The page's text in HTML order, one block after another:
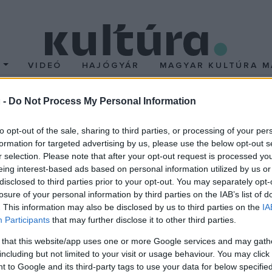
- Do Not Process My Personal Information
opt-out of the sale, sharing to third parties, or processing of your
for targeted advertising by us, please use the below opt-out
selection. Please note that after your opt-out request is processed
interest-based ads based on personal information utilized by us
to third parties prior to your opt-out. You may separately
of your personal information by third parties on the IAB’s list of
This information may also be disclosed by us to third parties on the
Participants that may further disclose it to other third parties.
that this website/app uses one or more Google services and may
but not limited to your visit or usage behaviour. You may
to Google and its third-party tags to use your data for below
VIDEÓ HAJÓGYÁR MAGYAR KULTÚRA
a
fel Zuglóban a Corvin Filmgyár. A később világhírűvé váló
a filmgyár már állami felügyelet mellett működött, a Filmipari
műhelyévé vált. Itt készült a magyar hangosfilmek
hazai filmek háromnegyed része a széles tömegek által
felemelkedést, a nemzeti egység fontosságát sugallta. A
kék bálvány` címmel készült.